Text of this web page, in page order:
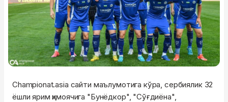
Championat.asia сайти маълумотига кўра, сербиялик 32
ёшли ярим ҳимоячига "Бунёдкор", "Сўғдиёна",